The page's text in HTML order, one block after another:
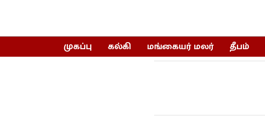
முகப்பு கல்கி மங்கையர் மலர் தீபம்